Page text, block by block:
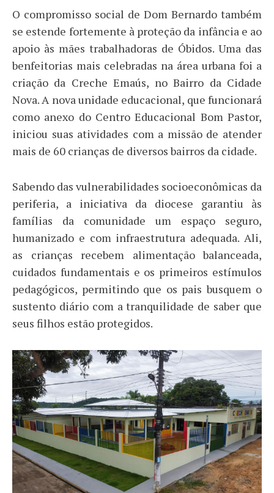
​O compromisso social de Dom Bernardo também
se estende fortemente à proteção da infância e ao
apoio às mães trabalhadoras de Óbidos. Uma das
benfeitorias mais celebradas na área urbana foi a
criação da Creche Emaús, no Bairro da Cidade
Nova. A nova unidade educacional, que funcionará
como anexo do Centro Educacional Bom Pastor,
iniciou suas atividades com a missão de atender
mais de 60 crianças de diversos bairros da cidade.
​Sabendo das vulnerabilidades socioeconômicas da
periferia, a iniciativa da diocese garantiu às
famílias da comunidade um espaço seguro,
humanizado e com infraestrutura adequada. Ali,
as crianças recebem alimentação balanceada,
cuidados fundamentais e os primeiros estímulos
pedagógicos, permitindo que os pais busquem o
sustento diário com a tranquilidade de saber que
seus filhos estão protegidos.